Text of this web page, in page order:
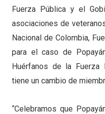
Fuerza Pública y el
asociaciones de
Nacional de Colombia,
para el caso de
Huérfanos de la Fuerza
tiene un cambio de
“Celebramos que